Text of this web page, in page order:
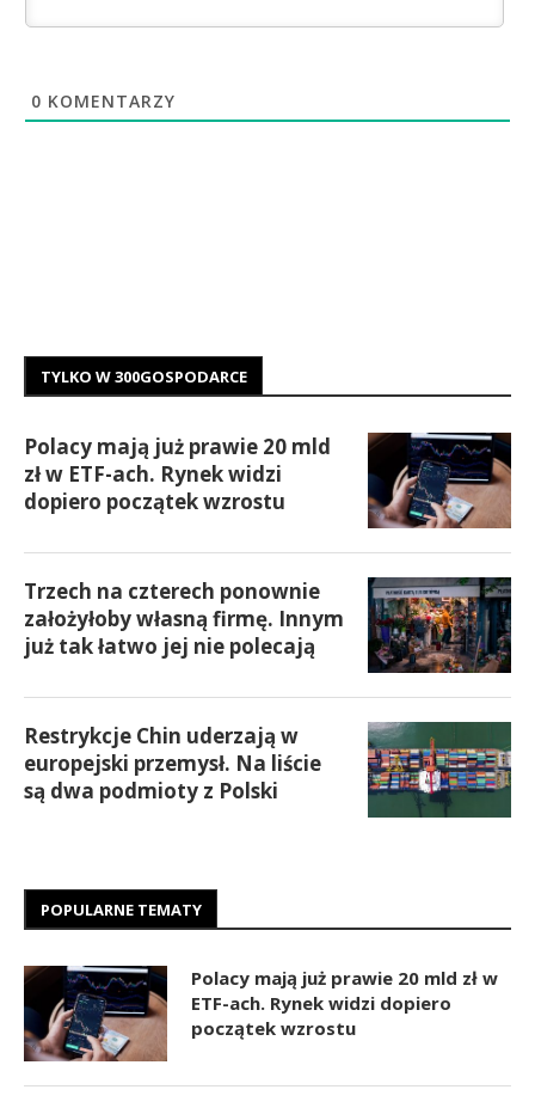
0 KOMENTARZY
TYLKO W 300GOSPODARCE
Polacy mają już prawie 20 mld
zł w ETF-ach. Rynek widzi
dopiero początek wzrostu
Trzech na czterech ponownie
założyłoby własną firmę. Innym
już tak łatwo jej nie polecają
Restrykcje Chin uderzają w
europejski przemysł. Na liście
są dwa podmioty z Polski
POPULARNE TEMATY
Polacy mają już prawie 20 mld zł w
ETF-ach. Rynek widzi dopiero
początek wzrostu